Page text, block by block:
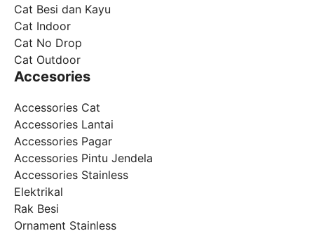
Cat Besi dan Kayu
Cat Indoor
Cat No Drop
Cat Outdoor
Accesories
Accessories Cat
Accessories Lantai
Accessories Pagar
Accessories Pintu Jendela
Accessories Stainless
Elektrikal
Rak Besi
Ornament Stainless